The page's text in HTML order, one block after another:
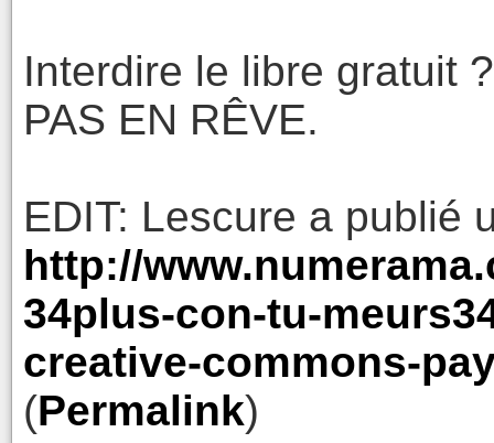
Interdire le libre gratuit
PAS EN RÊVE.
EDIT: Lescure a publié
http://
34plus-con-tu-
creative-commons-
(Permalink)